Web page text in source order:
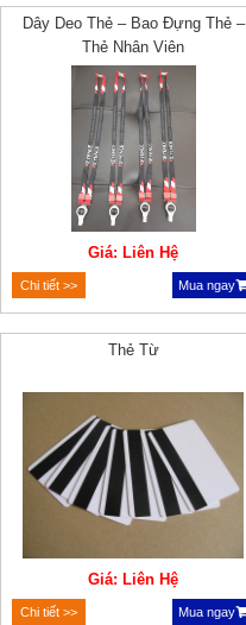
Dây Deo Thẻ – Bao Đựng Thẻ –
Thẻ Nhân Viên
Giá: Liên Hệ
Chi tiết >> Mua ngay
Thẻ Từ
Giá: Liên Hệ
Chi tiết >> Mua ngay